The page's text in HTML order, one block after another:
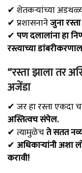
✔ शेतकऱ्यांच्या
✔ प्रशासनानेजुना
✔ पण दलालांना हा
रस्त्याच्या
“रस्ता झाला तर
अजेंडा
✔ जर हा रस्ता एकदा
अस्तित्वच संपेल.
✔ त्यामुळेचते सतत
✔ अधिकाऱ्यांनी अशा
करावी!